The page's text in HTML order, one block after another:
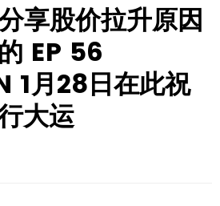
享股价拉升原因
EP 56
1月28日在此祝
大运